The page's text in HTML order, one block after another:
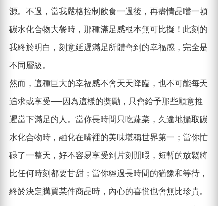
源。不過，當我嚴格控制飲食一週後，再盡情品嚐一頓
碳水化合物大餐時，那種滿足感根本無可比擬！此刻的
我終於明白，刻意延遲滿足所體會到的幸福感，完全是
不同層級。
然而，這種巨大的幸福感不會天天降臨，也不可能每天
追求或享受──因為這樣的獎勵，只會給予那些願意推
遲當下滿足的人。當你長時間只吃蔬菜，久違地攝取碳
水化合物時，融化在嘴裡的美味堪稱世界第一；當你忙
碌了一整天，好不容易享受到片刻閒暇，短暫的放鬆將
比任何時刻都要甘甜；當你經過長時間的猶豫和等待，
終於決定購買某件商品時，內心的喜悅也會無比珍貴。